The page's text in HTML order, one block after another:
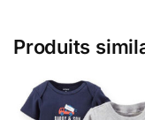
Produits